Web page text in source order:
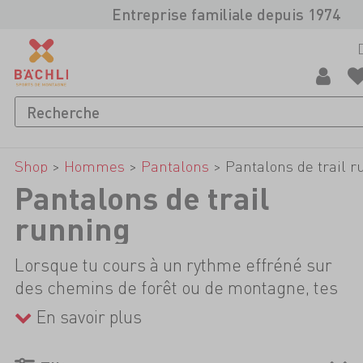
Entreprise familiale depuis 1974
Shop > Hommes > Pantalons > Pantalons de trail
Pantalons de trail
running
Lorsque tu cours à un rythme effréné sur
des chemins de forêt ou de montagne, tes
pensées doivent être tournées vers la
prochaine étape et non vers les points de
pression ou de frottement dus à un
En savoir plus